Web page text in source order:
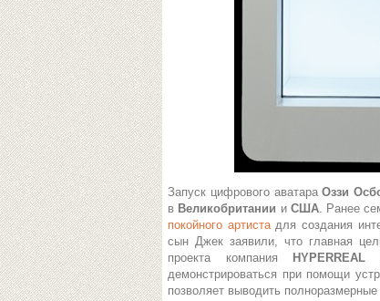
Запуск цифрового аватараОззи
в Великобритании и США. Ранее
покойного артистадля создания
сын Джек заявили, что главная
проекта компания
демонстрироваться при помощи
позволяет выводить